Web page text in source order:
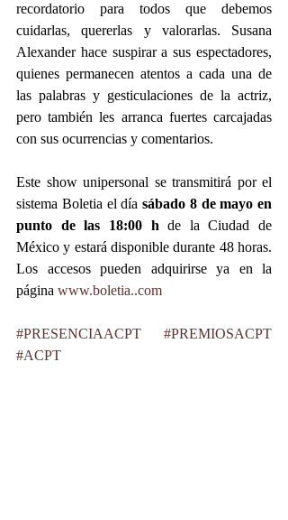
recordatorio para todos que debemos
cuidarlas, quererlas y valorarlas. Susana
Alexander hace suspirar a sus espectadores,
quienes permanecen atentos a cada una de
las palabras y gesticulaciones de la actriz,
pero también les arranca fuertes carcajadas
con sus ocurrencias y comentarios.
Este show unipersonal se transmitirá por el
sistema Boletia el día sábado 8 de mayo en
punto de las 18:00 h de la Ciudad de
México y estará disponible durante 48 horas.
Los accesos pueden adquirirse ya en la
página www.boletia..com
#PRESENCIAACPT
#PREMIOSACPT
#ACPT